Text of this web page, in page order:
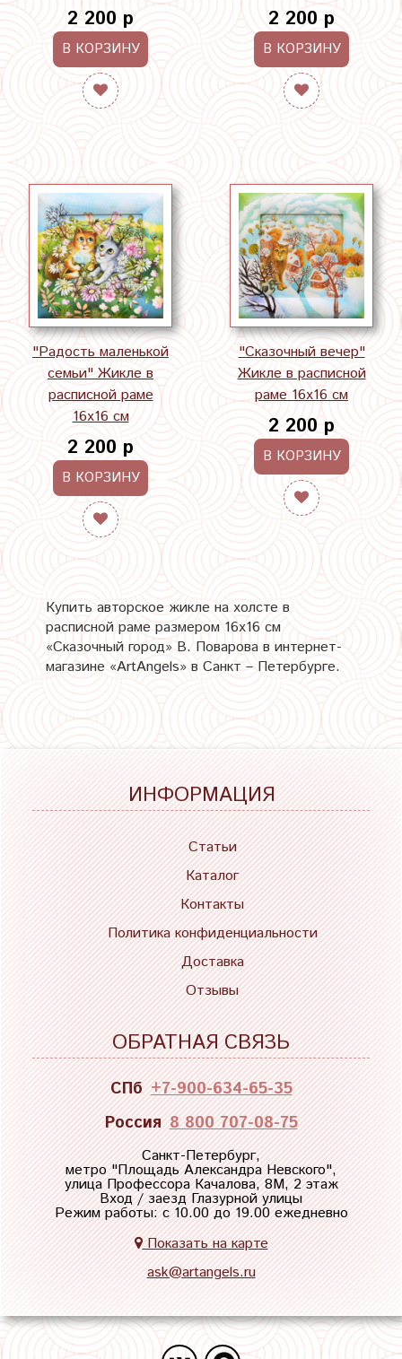
2 200 р
В КОРЗИНУ
2 200 р
В КОРЗИНУ
"Радость маленькой
семьи" Жикле в
расписной раме
16х16 см
2 200 р
В КОРЗИНУ
"Сказочный вечер"
Жикле в расписной
раме 16х16 см
2 200 р
В КОРЗИНУ
Купить авторское жикле на холсте в
расписной раме размером 16х16 см
«Сказочный город» В. Поварова в интернет-
магазине «ArtAngels» в Санкт – Петербурге.
ИНФОРМАЦИЯ
Статьи
Каталог
Контакты
Политика конфиденциальности
Доставка
Отзывы
ОБРАТНАЯ СВЯЗЬ
СПб +7-900-634-65-35
Россия 8 800 707-08-75
Санкт-Петербург,
метро "Площадь Александра Невского",
улица Профессора Качалова, 8М, 2 этаж
Вход / заезд Глазурной улицы
Режим работы: с 10.00 до 19.00 ежедневно
Показать на карте
ask@artangels.ru